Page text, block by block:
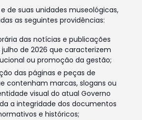
de suas unidades museológicas,
as seguintes providências:
das notícias e publicações
de 2026 que caracterizem
ou promoção da gestão;
das páginas e peças de
contenham marcas, slogans ou
visual do atual Governo
a integridade dos documentos
e históricos;